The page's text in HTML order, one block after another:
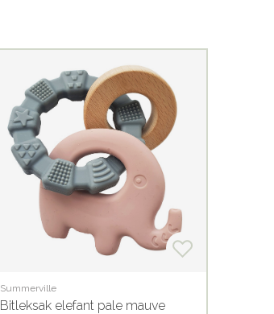
Summerville
Bitleksak elefant pale mauve